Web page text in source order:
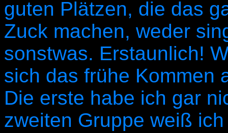
guten Plätzen, die das
Zuck machen, weder
sonstwas. Erstaunlich!
sich das frühe Kommen
Die erste habe ich gar
zweiten Gruppe weiß